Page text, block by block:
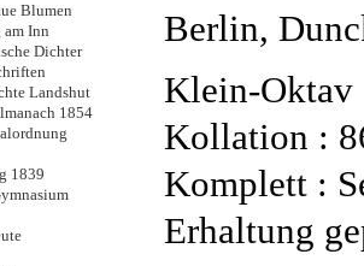
Blumen
am Inn
Dichter
Landshut
1854
1839
Berlin,
Klein-Oktav
Kollation :
Komplett :
Erhaltung